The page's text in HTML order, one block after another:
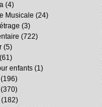
(4)
Musicale (24)
(3)
(722)
(5)
(61)
enfants (1)
(196)
(370)
(182)